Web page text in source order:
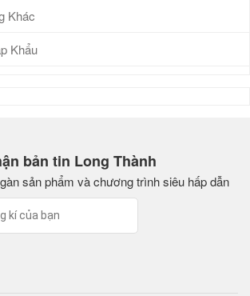
Khác
Khẩu
bản tin Long Thành
sản phẩm và chương trình siêu hấp dẫn